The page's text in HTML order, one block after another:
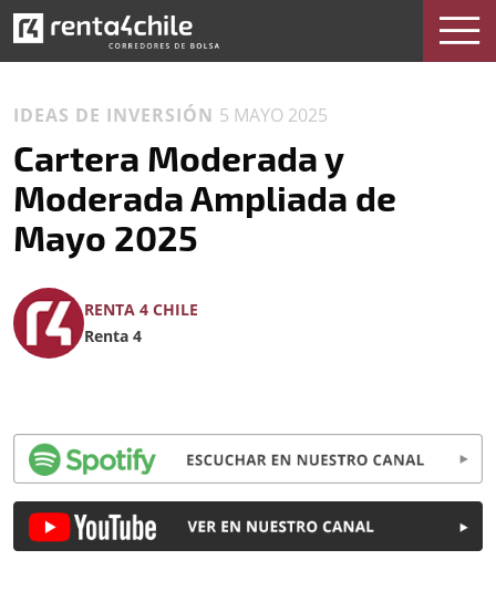
IDEAS DE INVERSIÓN 5 MAYO 2025
Cartera Moderada y
Moderada Ampliada de
Mayo 2025
RENTA 4 CHILE
Renta 4